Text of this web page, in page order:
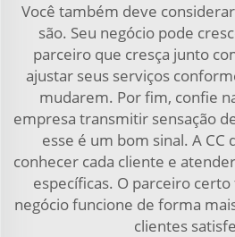
Você também deve
são. Seu negócio pode
parceiro que cresça junto
ajustar seus serviços
mudarem. Por fim, confie
empresa transmitir sensação
esse é um bom sinal. A CC
conhecer cada cliente e
específicas. O parceiro
negócio funcione de forma
clientes